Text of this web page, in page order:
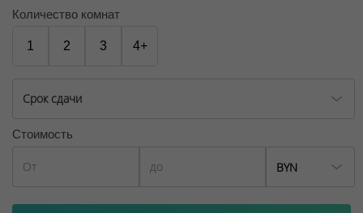
Количество комнат
1 2 3 4+
Срок сдачи
Стоимость
BYN